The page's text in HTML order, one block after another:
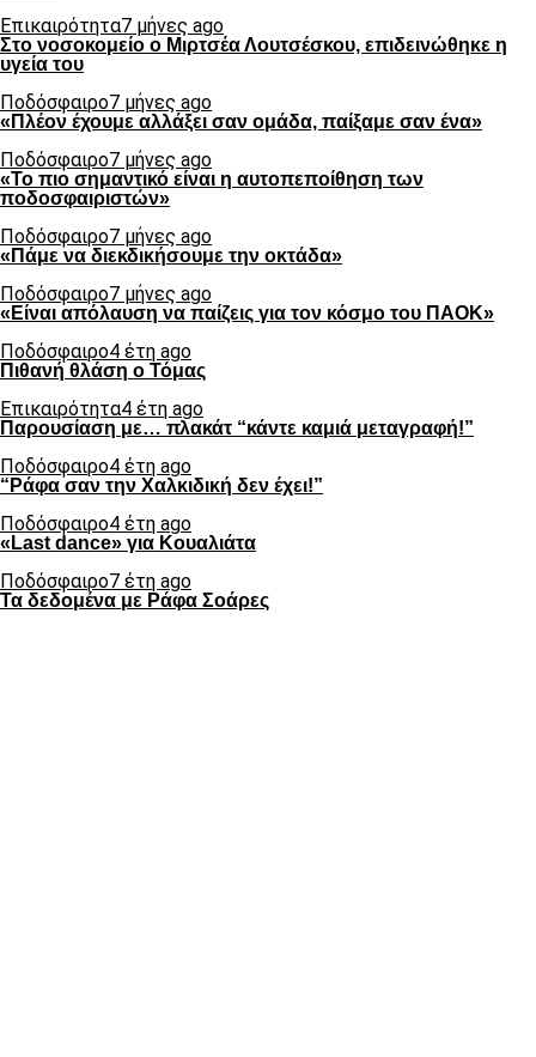
Επικαιρότητα7 μήνες ago
Στο νοσοκομείο ο Μιρτσέα Λουτσέσκου, επιδεινώθηκε η
υγεία του
Ποδόσφαιρο7 μήνες ago
«Πλέον έχουμε αλλάξει σαν ομάδα, παίξαμε σαν ένα»
Ποδόσφαιρο7 μήνες ago
«Το πιο σημαντικό είναι η αυτοπεποίθηση των
ποδοσφαιριστών»
Ποδόσφαιρο7 μήνες ago
«Πάμε να διεκδικήσουμε την οκτάδα»
Ποδόσφαιρο7 μήνες ago
«Είναι απόλαυση να παίζεις για τον κόσμο του ΠΑΟΚ»
Ποδόσφαιρο4 έτη ago
Πιθανή θλάση ο Τόμας
Επικαιρότητα4 έτη ago
Παρουσίαση με… πλακάτ “κάντε καμιά μεταγραφή!”
Ποδόσφαιρο4 έτη ago
“Ράφα σαν την Χαλκιδική δεν έχει!”
Ποδόσφαιρο4 έτη ago
«Last dance» για Κουαλιάτα
Ποδόσφαιρο7 έτη ago
Τα δεδομένα με Ράφα Σοάρες